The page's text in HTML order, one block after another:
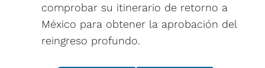
comprobar su itinerario de retorno a
México para obtener la aprobación del
reingreso profundo.